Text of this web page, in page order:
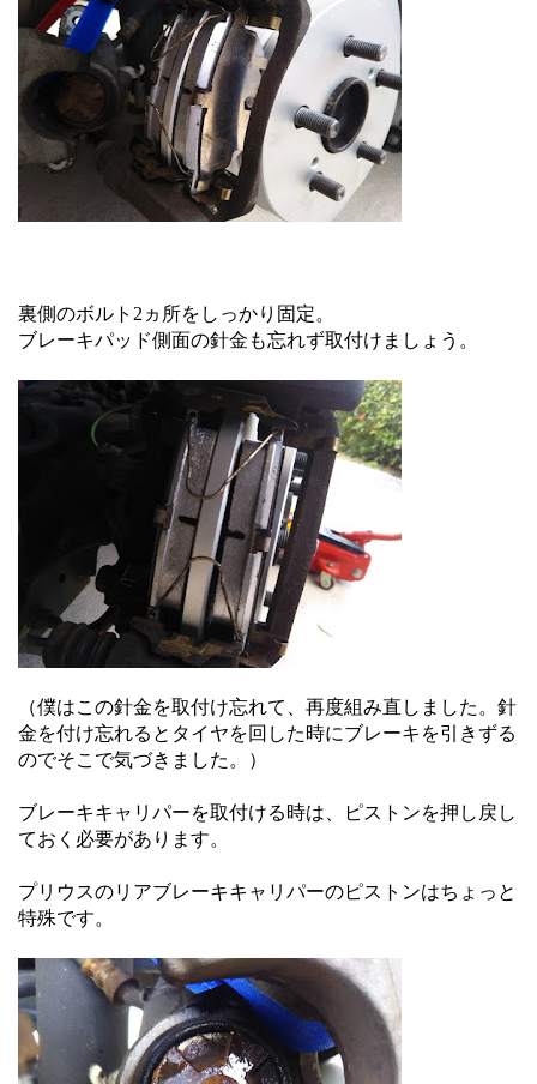
裏側のボルト2ヵ所をしっかり固定。
ブレーキパッド側面の針金も忘れず取付けましょう。
（僕はこの針金を取付け忘れて、再度組み直しました。針
金を付け忘れるとタイヤを回した時にブレーキを引きずる
のでそこで気づきました。）
ブレーキキャリパーを取付ける時は、ピストンを押し戻し
ておく必要があります。
プリウスのリアブレーキキャリパーのピストンはちょっと
特殊です。